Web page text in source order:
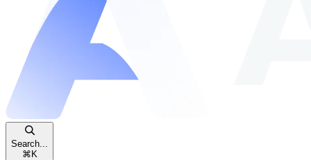
Search...
⌘ K